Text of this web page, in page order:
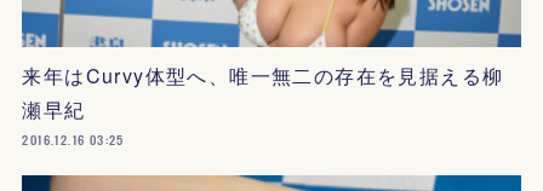
来年はCurvy体型へ、唯一無二の存在を見据える柳
瀬早紀
2016.12.16 03:25